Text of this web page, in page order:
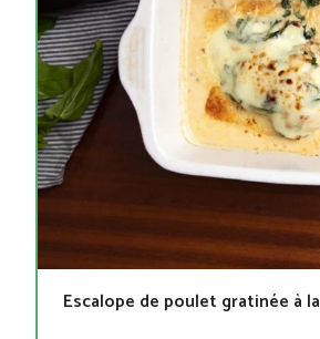
Escalope de poulet gratinée à